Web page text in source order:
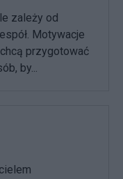
zależy od
Motywacje
przygotować
by...